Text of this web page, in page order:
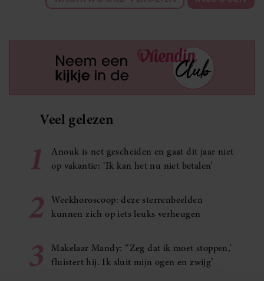
Veel gelezen
1
Anouk is net gescheiden en gaat dit jaar niet
op vakantie: ‘Ik kan het nu niet betalen’
2
Weekhoroscoop: deze sterrenbeelden
kunnen zich op iets leuks verheugen
3
Makelaar Mandy: ‘‘Zeg dat ik moet stoppen,’
fluistert hij. Ik sluit mijn ogen en zwijg’